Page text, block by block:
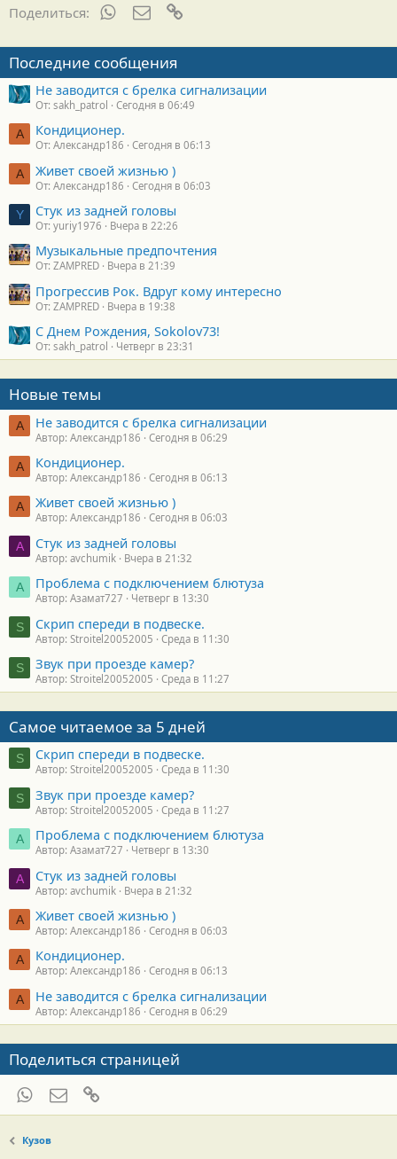
Поделиться: WhatsAppЭлектронная почта
Последние сообщения
Не заводится с брелка сигнализации
От: sakh_patrol Сегодня в 06:49
А Кондиционер.
От: Александр186 Сегодня в 06:13
А Живет своей жизнью )
От: Александр186 Сегодня в 06:03
Y Стук из задней головы
От: yuriy1976 Вчера в 22:26
Музыкальные предпочтения
От: ZAMPRED Вчера в 21:39
Прогрессив Рок. Вдруг кому интересно
От: ZAMPRED Вчера в 19:38
С Днем Рождения, Sokolov73!
От: sakh_patrol Четверг в 23:31
Новые темы
А Не заводится с брелка сигнализации
Автор: Александр186 Сегодня в 06:29
А Кондиционер.
Автор: Александр186 Сегодня в 06:13
А Живет своей жизнью )
Автор: Александр186 Сегодня в 06:03
A Стук из задней головы
Автор: avchumik Вчера в 21:32
А Проблема с подключением блютуза
Автор: Азамат727 Четверг в 13:30
S Скрип спереди в подвеске.
Автор: Stroitel20052005 Среда в 11:30
S Звук при проезде камер?
Автор: Stroitel20052005 Среда в 11:27
Самое читаемое за 5 дней
S Скрип спереди в подвеске.
Автор: Stroitel20052005 Среда в 11:30
S Звук при проезде камер?
Автор: Stroitel20052005 Среда в 11:27
А Проблема с подключением блютуза
Автор: Азамат727 Четверг в 13:30
A Стук из задней головы
Автор: avchumik Вчера в 21:32
А Живет своей жизнью )
Автор: Александр186 Сегодня в 06:03
А Кондиционер.
Автор: Александр186 Сегодня в 06:13
А Не заводится с брелка сигнализации
Автор: Александр186 Сегодня в 06:29
Поделиться страницей
WhatsAppЭлектронная почта
Кузов